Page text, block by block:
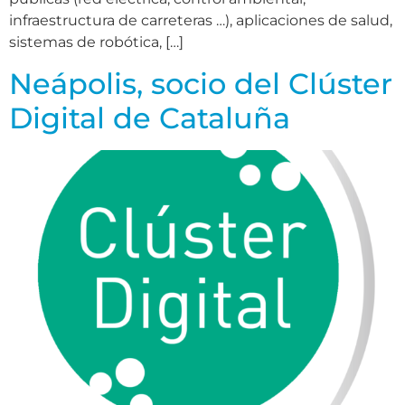
infraestructura de carreteras …), aplicaciones de salud,
sistemas de robótica, […]
Neápolis, socio del Clúster
Digital de Cataluña